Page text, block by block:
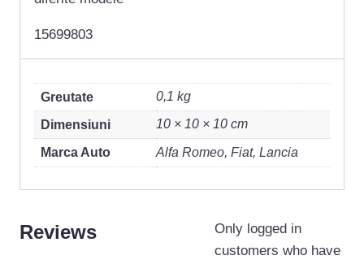
15699803
Greutate 0,1 kg
Dimensiuni 10 × 10 × 10 cm
Marca Auto Alfa Romeo, Fiat, Lancia
Reviews
Only logged in
customers who have